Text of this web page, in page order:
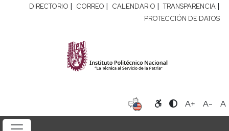
DIRECTORIO | CORREO | CALENDARIO | TRANSPARENCIA |
PROTECCIÓN DE DATOS
A+ A- A